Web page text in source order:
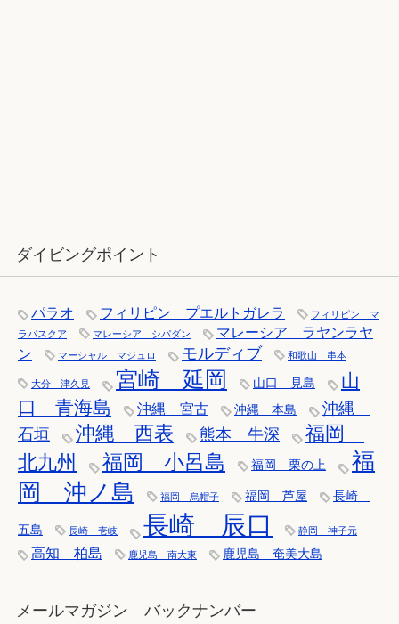
ダイビングポイント
パラオ フィリピン プエルトガレラ
フィリピン マ
ラパスクア
マレーシア シパダン
マレーシア ラヤンラヤ
ン
マーシャル マジュロ モルディブ 和歌山 串本
大分 津久見 宮崎 延岡 山口 見島
山
口 青海島
沖縄 宮古 沖縄 本島
沖縄
石垣
沖縄 西表 熊本 牛深
福岡
北九州
福岡 小呂島 福岡 栗の上
福
岡 沖ノ島
福岡 烏帽子 福岡 芦屋 長崎
五島 長崎 壱岐 長崎 辰口 静岡 神子元
高知 柏島 鹿児島 南大東 鹿児島 奄美大島
メールマガジン バックナンバー